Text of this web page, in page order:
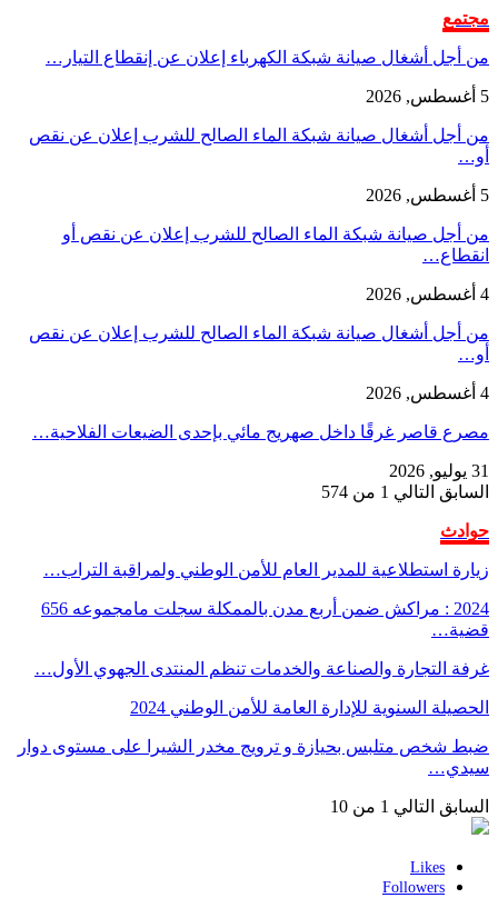
مجتمع
من أجل أشغال صيانة شبكة الكهرباء إعلان عن إنقطاع التيار…
5 أغسطس, 2026
من أجل أشغال صيانة شبكة الماء الصالح للشرب إعلان عن نقص
أو…
5 أغسطس, 2026
من أجل صيانة شبكة الماء الصالح للشرب إعلان عن نقص أو
انقطاع…
4 أغسطس, 2026
من أجل أشغال صيانة شبكة الماء الصالح للشرب إعلان عن نقص
أو…
4 أغسطس, 2026
مصرع قاصر غرقًا داخل صهريج مائي بإحدى الضيعات الفلاحية…
31 يوليو, 2026
السابق التالي 1 من 574
حوادث
زيارة استطلاعية للمدير العام للأمن الوطني ولمراقبة التراب…
2024 : مراكش ضمن أربع مدن بالممكلة سجلت مامجموعه 656
قضية…
غرفة التجارة والصناعة والخدمات تنظم المنتدى الجهوي الأول…
الحصيلة السنوية للإدارة العامة للأمن الوطني 2024
ضبط شخص متلبس بحيازة و ترويج مخدر الشيرا على مستوى دوار
سيدي…
السابق التالي 1 من 10
Likes
Followers